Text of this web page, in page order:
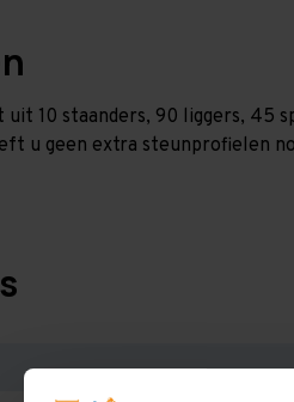
uit 10 staanders, 90 liggers, 45
u geen extra steunprofielen